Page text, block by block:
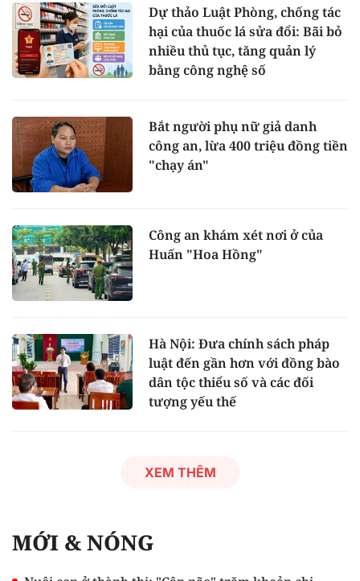
Dự thảo Luật Phòng, chống tác
hại của thuốc lá sửa đổi: Bãi bỏ
nhiều thủ tục, tăng quản lý
bằng công nghệ số
Bắt người phụ nữ giả danh
công an, lừa 400 triệu đồng tiền
"chạy án"
Công an khám xét nơi ở của
Huấn "Hoa Hồng"
Hà Nội: Đưa chính sách pháp
luật đến gần hơn với đồng bào
dân tộc thiểu số và các đối
tượng yếu thế
XEM THÊM
MỚI & NÓNG